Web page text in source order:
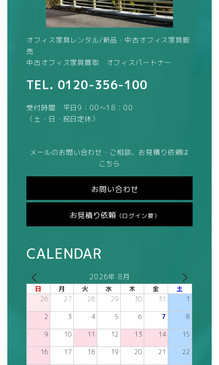
オフィス家具レンタル/新品・中古オフィス家具販
売
中古オフィス家具買取 オフィスパートナー
TEL. 0120-356-100
受付時間 平日9：00～18：00
（土・日・祝日定休）
メールのお問い合わせ・ご相談、お見積り依頼は
こちら
お問い合わせ
お見積り依頼 （ログイン要）
CALENDAR
2026年 8月
日 月 火 水 木 金 土
26 27 28 29 30 31 1
2 3 4 5 6 7 8
9 10 11 12 13 14 15
16 17 18 19 20 21 22